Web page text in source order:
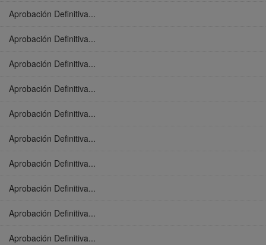
Aprobación Definitiva...
Aprobación Definitiva...
Aprobación Definitiva...
Aprobación Definitiva...
Aprobación Definitiva...
Aprobación Definitiva...
Aprobación Definitiva...
Aprobación Definitiva...
Aprobación Definitiva...
Aprobación Definitiva...